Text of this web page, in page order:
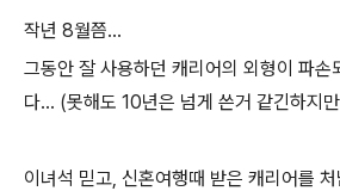
작년 8월쯤...
그동안 잘 사용하던 캐리어의 외형이 파손
다... (못해도 10년은 넘게 쓴거 같긴하지
이녀석 믿고, 신혼여행때 받은 캐리어를